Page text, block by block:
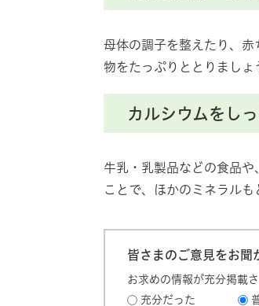
母体の調子を整えたり、
物をたっぷりととりましょ
カルシウムをし
牛乳・乳製品などの食品
ことで、ほかのミネラルも
皆さまのご意見をお聞
お求めの情報が充分掲載
充分だった